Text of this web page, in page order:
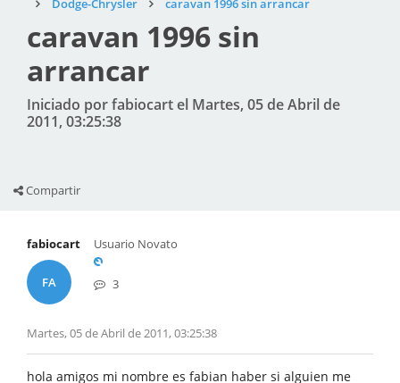
Dodge-Chrysler
caravan 1996 sin arrancar
caravan 1996 sin
arrancar
Iniciado por fabiocart el Martes, 05 de Abril de
2011, 03:25:38
Compartir
fabiocart
FA
Usuario Novato
3
Martes, 05 de Abril de 2011, 03:25:38
hola amigos mi nombre es fabian haber si alguien me